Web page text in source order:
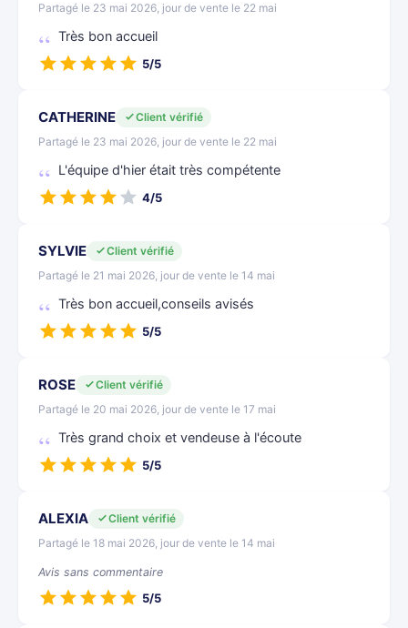
Partagé le 23 mai 2026, jour de vente le 22 mai
Très bon accueil
5/5
CATHERINE
Client vérifié
Partagé le 23 mai 2026, jour de vente le 22 mai
L'équipe d'hier était très compétente
4/5
SYLVIE
Client vérifié
Partagé le 21 mai 2026, jour de vente le 14 mai
Très bon accueil,conseils avisés
5/5
ROSE
Client vérifié
Partagé le 20 mai 2026, jour de vente le 17 mai
Très grand choix et vendeuse à l'écoute
5/5
ALEXIA
Client vérifié
Partagé le 18 mai 2026, jour de vente le 14 mai
Avis sans commentaire
5/5